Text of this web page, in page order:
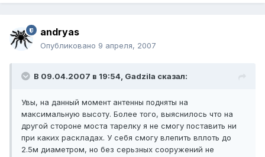
andryas
Опубликовано 9 апреля, 2007
В 09.04.2007 в 19:54, Gadzila сказал:
Увы, на данный момент антенны подняты на
максимальную высоту. Более того, выяснилось что на
другой стороне моста тарелку я не смогу поставить ни
при каких раскладах. У себя смогу влепить вплоть до
2.5м диаметром, но без серьзных сооружений не